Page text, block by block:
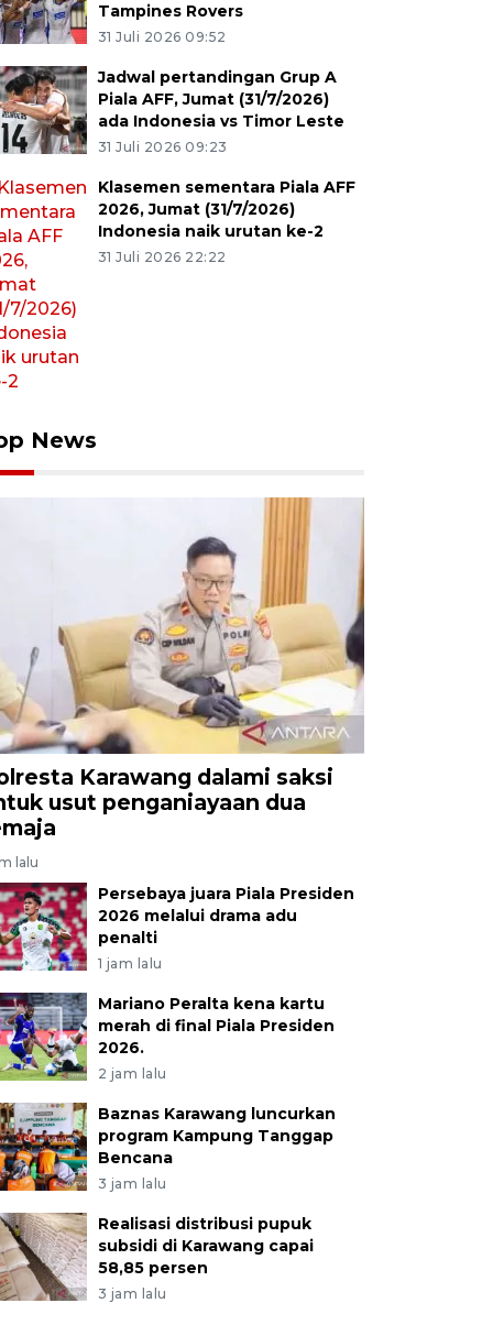
Tampines Rovers
31 Juli 2026 09:52
Jadwal pertandingan Grup A
Piala AFF, Jumat (31/7/2026)
ada Indonesia vs Timor Leste
31 Juli 2026 09:23
Klasemen sementara Piala AFF
2026, Jumat (31/7/2026)
Indonesia naik urutan ke-2
31 Juli 2026 22:22
News
Karawang dalami saksi
usut penganiayaan dua
lalu
Persebaya juara Piala Presiden
2026 melalui drama adu
penalti
1 jam lalu
Mariano Peralta kena kartu
merah di final Piala Presiden
2026.
2 jam lalu
Baznas Karawang luncurkan
program Kampung Tanggap
Bencana
3 jam lalu
Realisasi distribusi pupuk
subsidi di Karawang capai
58,85 persen
3 jam lalu